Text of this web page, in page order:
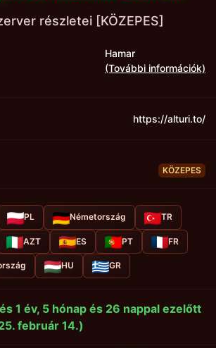
részletei [KÖZEPES]
Hamar
(További információk)
https://alturi.to/
KÖZEPES
PL Németország TR
AZT ES PT FR
HU GR
1 év, 5 hónap és 26 nappal ezelőtt
február 14.)